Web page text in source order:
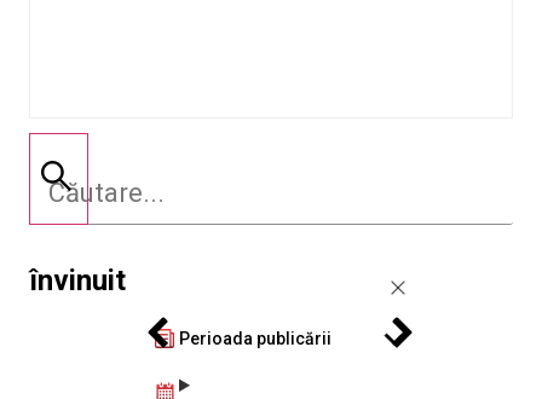
învinuit
Perioada publicării